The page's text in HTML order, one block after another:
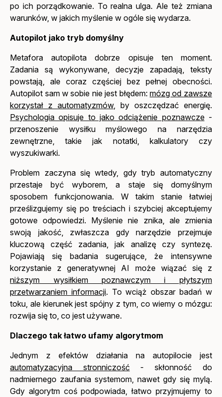
po ich porządkowanie. To realna ulga. Ale też zmiana
warunków, w jakich myślenie w ogóle się wydarza.
Autopilot jako tryb domyślny
Metafora autopilota dobrze opisuje ten moment.
Zadania są wykonywane, decyzje zapadają, teksty
powstają, ale coraz częściej bez pełnej obecności.
Autopilot sam w sobie nie jest błędem:mózg od zawsze
korzystał z automatyzmów, by oszczędzać energię.
Psychologia opisuje to jako odciążenie poznawcze-
przenoszenie wysiłku myślowego na narzędzia
zewnętrzne, takie jak notatki, kalkulatory czy
wyszukiwarki.
Problem zaczyna się wtedy, gdy tryb automatyczny
przestaje być wyborem, a staje się domyślnym
sposobem funkcjonowania. W takim stanie łatwiej
prześlizgujemy się po treściach i szybciej akceptujemy
gotowe odpowiedzi. Myślenie nie znika, ale zmienia
swoją jakość, zwłaszcza gdy narzędzie przejmuje
kluczową część zadania, jak analizę czy syntezę.
Pojawiają się badania sugerujące, że intensywne
korzystanie z generatywnej AI może wiązać się z
niższym wysiłkiem poznawczym i płytszym
przetwarzaniem informacji. To wciąż obszar badań w
toku, ale kierunek jest spójny z tym, co wiemy o mózgu:
rozwija się to, co jest używane.
Dlaczego tak łatwo ufamy algorytmom
Jednym z efektów działania na autopilocie jest
automatyzacyjna stronniczość - skłonność do
nadmiernego zaufania systemom, nawet gdy się mylą.
Gdy algorytm coś podpowiada, łatwo przyjmujemy to